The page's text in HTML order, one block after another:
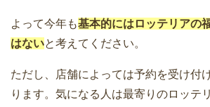
よって今年も基本的にはロッテリアの
はないと考えてください。
ただし、店舗によっては予約を受け付
ります。気になる人は最寄りのロッテ